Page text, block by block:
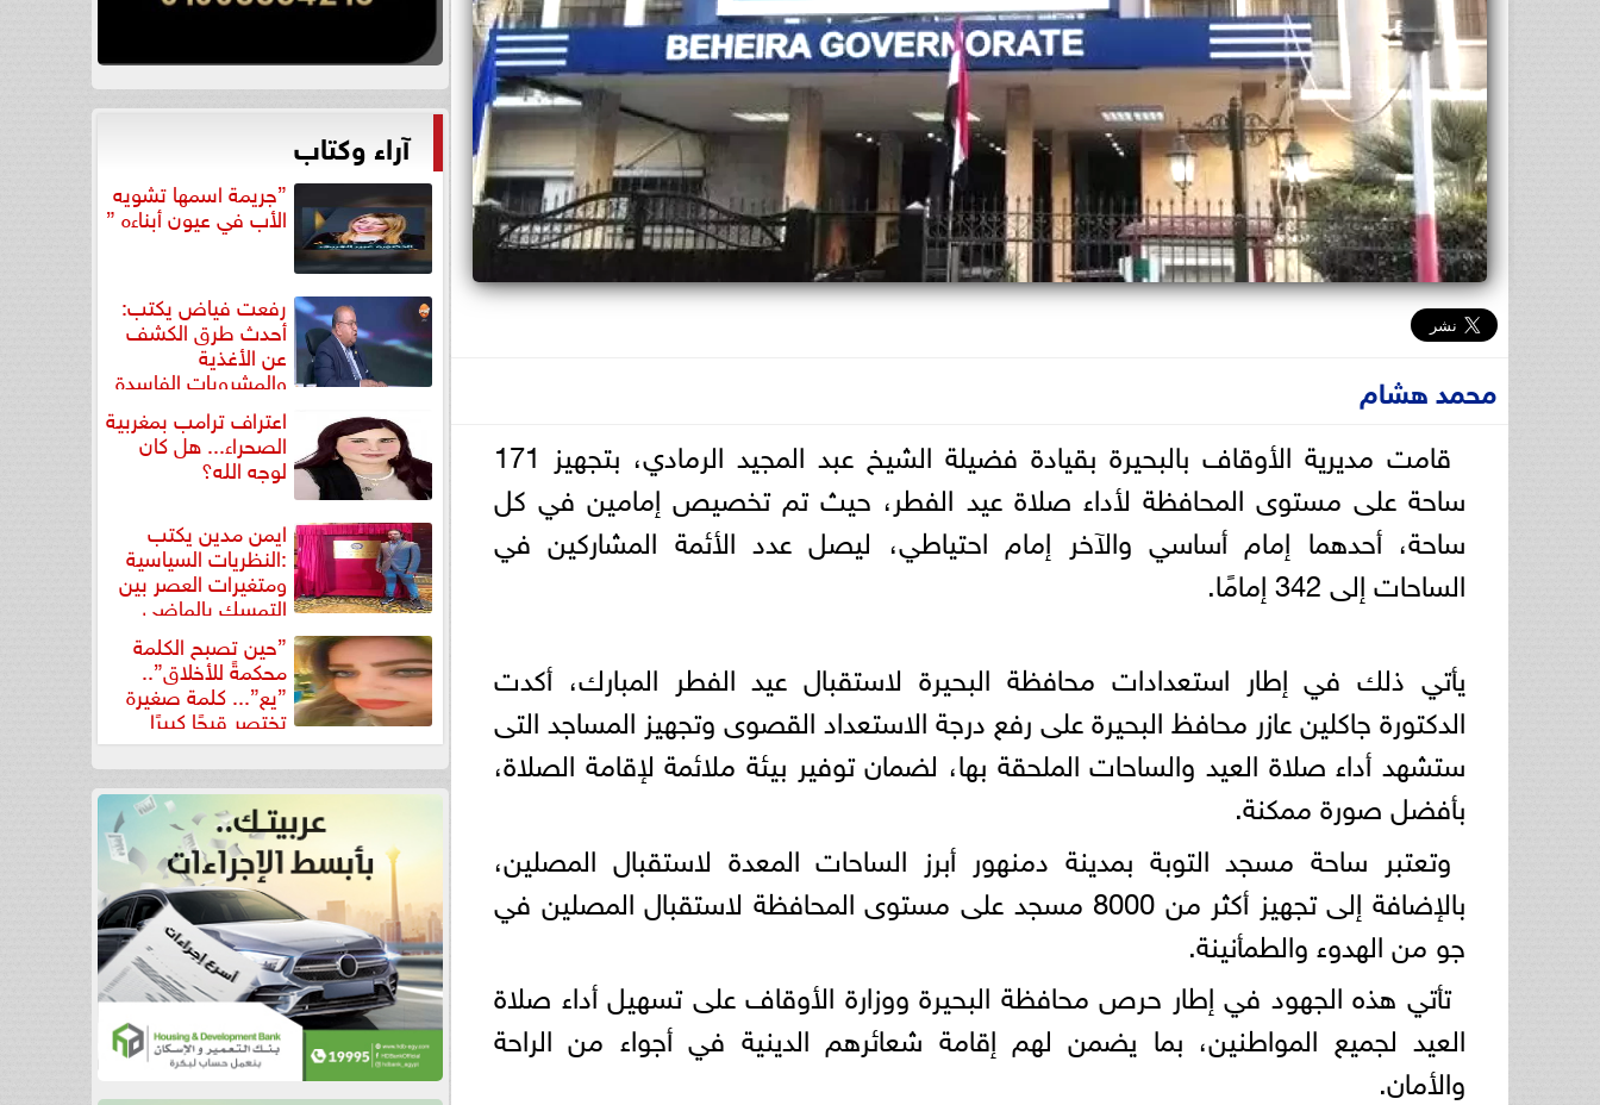
محمد هشام
قامت مديرية الأوقاف بالبحيرة بقيادة فضيلة الشيخ عبد المجيد الرمادي، بتجهيز 171
ساحة على مستوى المحافظة لأداء صلاة عيد الفطر، حيث تم تخصيص إمامين في كل
ساحة، أحدهما إمام أساسي والآخر إمام احتياطي، ليصل عدد الأئمة المشاركين في
الساحات إلى 342 إمامًا.
يأتي ذلك في إطار استعدادات محافظة البحيرة لاستقبال عيد الفطر المبارك، أكدت
الدكتورة جاكلين عازر محافظ البحيرة على رفع درجة الاستعداد القصوى وتجهيز المساجد التى
ستشهد أداء صلاة العيد والساحات الملحقة بها، لضمان توفير بيئة ملائمة لإقامة الصلاة،
بأفضل صورة ممكنة.
وتعتبر ساحة مسجد التوبة بمدينة دمنهور أبرز الساحات المعدة لاستقبال المصلين،
بالإضافة إلى تجهيز أكثر من 8000 مسجد على مستوى المحافظة لاستقبال المصلين في
جو من الهدوء والطمأنينة.
تأتي هذه الجهود في إطار حرص محافظة البحيرة ووزارة الأوقاف على تسهيل أداء صلاة
العيد لجميع المواطنين، بما يضمن لهم إقامة شعائرهم الدينية في أجواء من الراحة
والأمان.
آراء وكتاب
”جريمة اسمها تشويه
الأب في عيون أبناءه ”
رفعت فياض يكتب:
أحدث طرق الكشف
عن الأغذية
والمشروبات الفاسدة
اعتراف ترامب بمغربية
الصحراء... هل كان
لوجه الله؟
ايمن مدين يكتب
:النظريات السياسية
ومتغيرات العصر بين
التمسك بالماضي
ومواجهة تحديات...”حين تصبح الكلمة
محكمةً للأخلاق”..
”يع”... كلمة صغيرة
تختصر قبحًا كبيرًا